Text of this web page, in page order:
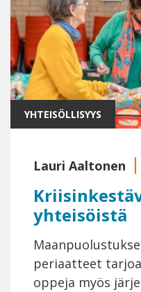
YHTEISÖLLISYYS
Lauri Aaltonen
yhteisöistä
periaatteet
oppeja myös